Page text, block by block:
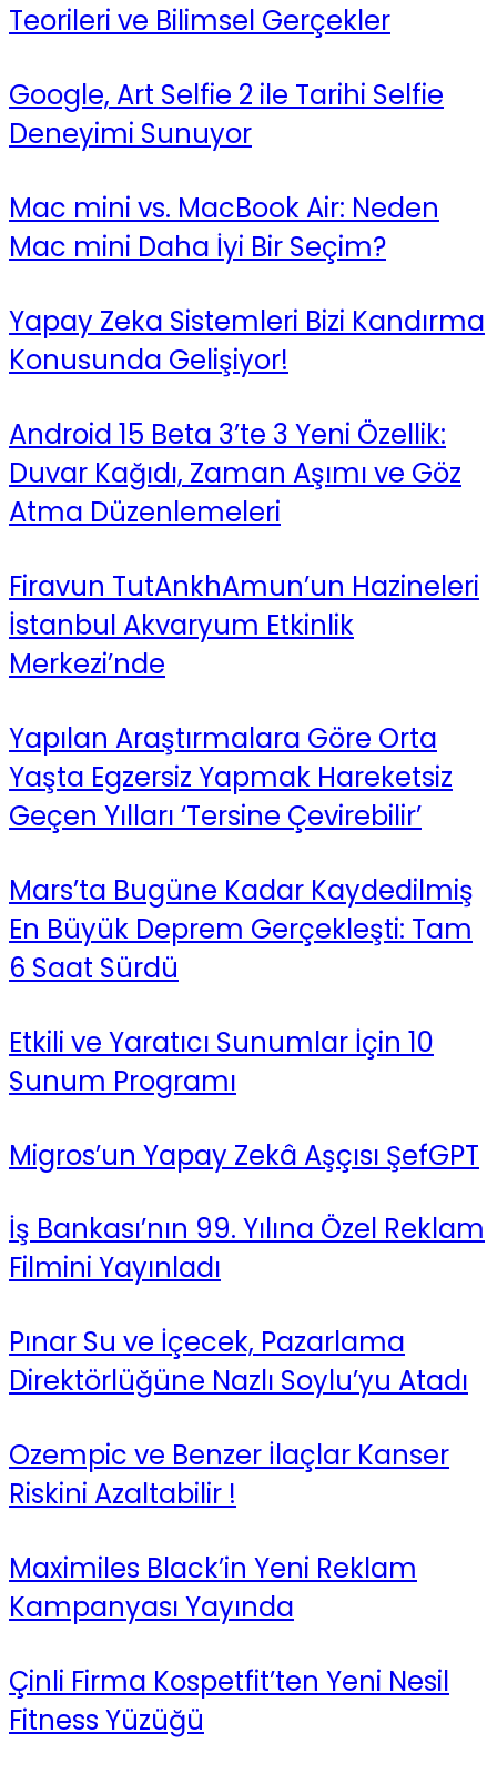
Teorileri ve Bilimsel Gerçekler
Google, Art Selfie 2 ile Tarihi Selfie
Deneyimi Sunuyor
Mac mini vs. MacBook Air: Neden
Mac mini Daha İyi Bir Seçim?
Yapay Zeka Sistemleri Bizi Kandırma
Konusunda Gelişiyor!
Android 15 Beta 3’te 3 Yeni Özellik:
Duvar Kağıdı, Zaman Aşımı ve Göz
Atma Düzenlemeleri
Firavun TutAnkhAmun’un Hazineleri
İstanbul Akvaryum Etkinlik
Merkezi’nde
Yapılan Araştırmalara Göre Orta
Yaşta Egzersiz Yapmak Hareketsiz
Geçen Yılları ‘Tersine Çevirebilir’
Mars’ta Bugüne Kadar Kaydedilmiş
En Büyük Deprem Gerçekleşti: Tam
6 Saat Sürdü
Etkili ve Yaratıcı Sunumlar İçin 10
Sunum Programı
Migros’un Yapay Zekâ Aşçısı ŞefGPT
İş Bankası’nın 99. Yılına Özel Reklam
Filmini Yayınladı
Pınar Su ve İçecek, Pazarlama
Direktörlüğüne Nazlı Soylu’yu Atadı
Ozempic ve Benzer İlaçlar Kanser
Riskini Azaltabilir !
Maximiles Black’in Yeni Reklam
Kampanyası Yayında
Çinli Firma Kospetfit’ten Yeni Nesil
Fitness Yüzüğü